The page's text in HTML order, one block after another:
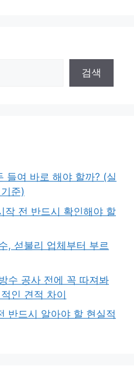
검색
들여 바로 해야 할까? (실
준)
작 전 반드시 확인해야 할
, 섣불리 업체부터 부르
수 공사 전에 꼭 따져봐
인 견적 차이
반드시 알아야 할 현실적